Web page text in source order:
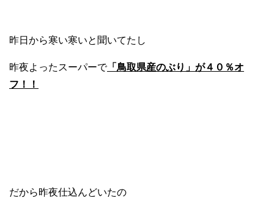
昨日から寒い寒いと聞いてたし
昨夜よったスーパーで「鳥取県産のぶり」が４０％オ
フ！！
だから昨夜仕込んどいたの